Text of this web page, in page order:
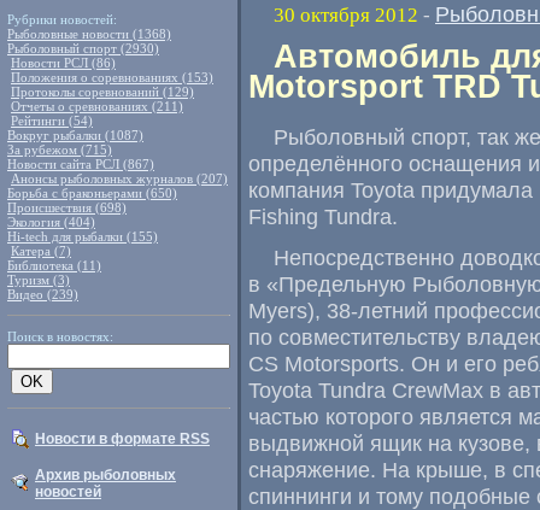
Рубрики новостей:
Рыболовные новости (1368)
Рыболовный спорт (2930)
Новости РСЛ (86)
Положения о соревнованиях (153)
Протоколы соревнований (129)
Отчеты о сревнованиях (211)
Рейтинги (54)
Вокруг рыбалки (1087)
За рубежом (715)
Новости сайта РСЛ (867)
Анонсы рыболовных журналов (207)
Борьба с браконьерами (650)
Происшествия (698)
Экология (404)
Hi-tech для рыбалки (155)
Катера (7)
Библиотека (11)
Туризм (3)
Видео (239)
Поиск в новостях:
Новости в формате RSS
Архив рыболовных
новостей
30 октября 2012 -
Автомобиль
Motorsport TRD
Рыболовный спорт, так
определённого оснащения
компания Toyota
Fishing Tundra.
Непосредственно
в «Предельную
Myers), 38-летний
по совместительству
CS Motorsports. Он и его
Toyota Tundra CrewMax в
частью которого является
выдвижной ящик на кузове,
снаряжение. На крыше, в
спиннинги и тому подобные